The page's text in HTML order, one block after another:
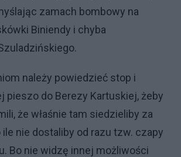
zamach bombowy na
Biniendy i chyba
należy powiedzieć stop i
pieszo do Berezy Kartuskiej, żeby
że właśnie tam siedzieliby za
ile nie dostaliby od razu tzw. czapy
Bo nie widzę innej możliwości